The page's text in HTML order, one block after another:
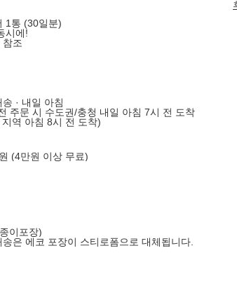
1통 (30일분)
시에!
참조
· 내일 아침
주문 시 수도권/충청 내일 아침 7시 전 도착
지역 아침 8시 전 도착)
(4만원 이상 무료)
이포장)
송은 에코 포장이 스티로폼으로 대체됩니다.